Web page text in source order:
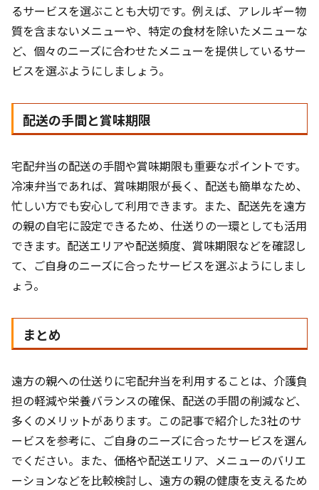
るサービスを選ぶことも大切です。例えば、アレルギー物
質を含まないメニューや、特定の食材を除いたメニューな
ど、個々のニーズに合わせたメニューを提供しているサー
ビスを選ぶようにしましょう。
配送の手間と賞味期限
宅配弁当の配送の手間や賞味期限も重要なポイントです。
冷凍弁当であれば、賞味期限が長く、配送も簡単なため、
忙しい方でも安心して利用できます。また、配送先を遠方
の親の自宅に設定できるため、仕送りの一環としても活用
できます。配送エリアや配送頻度、賞味期限などを確認し
て、ご自身のニーズに合ったサービスを選ぶようにしまし
ょう。
まとめ
遠方の親への仕送りに宅配弁当を利用することは、介護負
担の軽減や栄養バランスの確保、配送の手間の削減など、
多くのメリットがあります。この記事で紹介した3社のサ
ービスを参考に、ご自身のニーズに合ったサービスを選ん
でください。また、価格や配送エリア、メニューのバリエ
ーションなどを比較検討し、遠方の親の健康を支えるため